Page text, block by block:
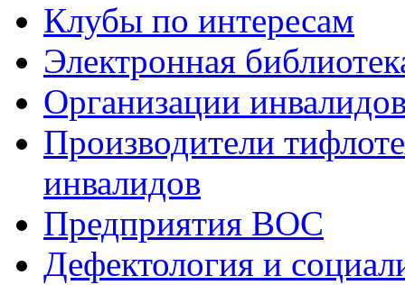
Клубы по интересам
Электронная
Организации
Производители
инвалидов
Предприятия ВОС
Дефектология и